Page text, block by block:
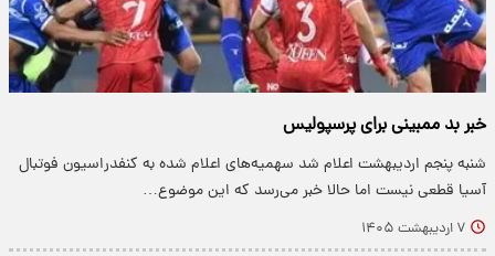
خبر بد ممبینی برای پرسپولیس
شنبه پنجم اردیبهشت اعلام شد سهمیه‌های اعلام شده به کنفدراسیون فوتبال
آسیا قطعی نیست اما حالا خبر می‌رسد که این موضوع…
۷ اردیبهشت ۱۴۰۵